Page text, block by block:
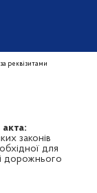
реквізитами
законів
для
дорожнього